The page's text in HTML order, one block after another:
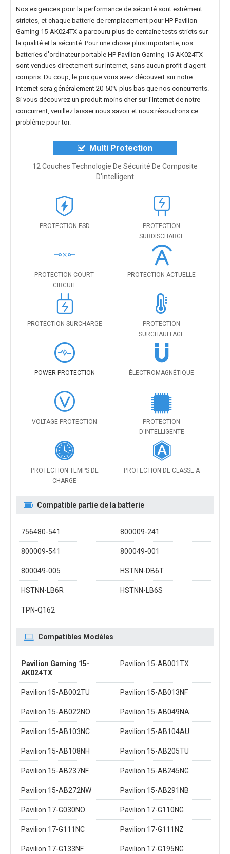
Nos exigences pour la performance de sécurité sont extrêment
strictes, et chaque batterie de remplacement pour HP Pavilion
Gaming 15-AK024TX a parcouru plus de centaine tests stricts sur
la qualité et la sécurité. Pour une chose plus importante, nos
batteries d'ordinateur portable HP Pavilion Gaming 15-AK024TX
sont vendues directement sur Internet, sans aucun profit d'agent
compris. Du coup, le prix que vous avez découvert sur notre
Internet sera généralement 20-50% plus bas que nos concurrents.
Si vous découvrez un produit moins cher sur l'Internet de notre
concurrent, veuillez laisser nous savoir et nous résoudrons ce
problème pour toi.
Multi Protection
12 Couches Technologie De Sécurité De Composite
D'intelligent
PROTECTION ESD
PROTECTION
SURDISCHARGE
PROTECTION COURT-
CIRCUIT
PROTECTION ACTUELLE
PROTECTION SURCHARGE
PROTECTION
SURCHAUFFAGE
POWER PROTECTION ÉLECTROMAGNÉTIQUE
VOLTAGE PROTECTION
PROTECTION
D'INTELLIGENTE
PROTECTION TEMPS DE
CHARGE
PROTECTION DE CLASSE A
Compatible partie de la batterie
756480-541 800009-241
800009-541 800049-001
800049-005 HSTNN-DB6T
HSTNN-LB6R HSTNN-LB6S
TPN-Q162
Compatibles Modèles
Pavilion Gaming 15-
AK024TX
Pavilion 15-AB001TX
Pavilion 15-AB002TU Pavilion 15-AB013NF
Pavilion 15-AB022NO Pavilion 15-AB049NA
Pavilion 15-AB103NC Pavilion 15-AB104AU
Pavilion 15-AB108NH Pavilion 15-AB205TU
Pavilion 15-AB237NF Pavilion 15-AB245NG
Pavilion 15-AB272NW Pavilion 15-AB291NB
Pavilion 17-G030NO Pavilion 17-G110NG
Pavilion 17-G111NC Pavilion 17-G111NZ
Pavilion 17-G133NF Pavilion 17-G195NG